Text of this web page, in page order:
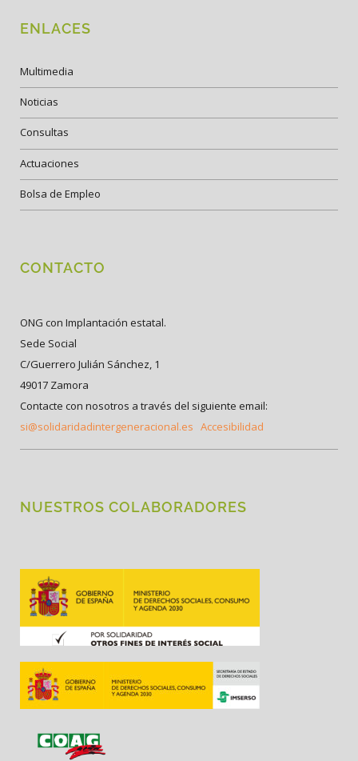
ENLACES
Multimedia
Noticias
Consultas
Actuaciones
Bolsa de Empleo
CONTACTO
ONG con Implantación estatal.
Sede Social
C/Guerrero Julián Sánchez, 1
49017 Zamora
Contacte con nosotros a través del siguiente email:
si@solidaridadintergeneracional.es Accesibilidad
NUESTROS COLABORADORES